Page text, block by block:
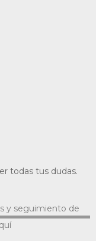
todas tus dudas.
y seguimiento de